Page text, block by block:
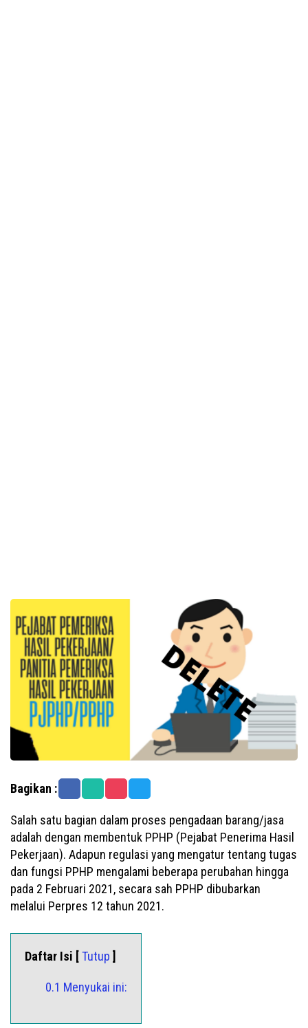
Bagikan :
Salah satu bagian dalam proses pengadaan barang/jasa
adalah dengan membentuk PPHP (Pejabat Penerima Hasil
Pekerjaan). Adapun regulasi yang mengatur tentang tugas
dan fungsi PPHP mengalami beberapa perubahan hingga
pada 2 Februari 2021, secara sah PPHP dibubarkan
melalui Perpres 12 tahun 2021.
Daftar Isi [Tutup ]
0.1 Menyukai ini: